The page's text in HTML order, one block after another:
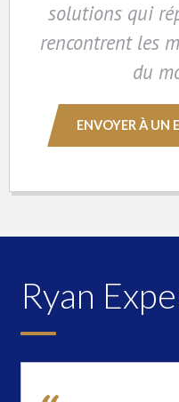
solutions qui
rencontrent les
du
ENVOYER À UN
Ryan